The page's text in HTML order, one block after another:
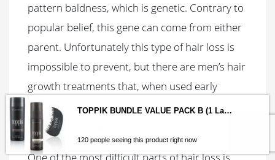
pattern baldness, which is genetic. Contrary to
popular belief, this gene can come from either
parent. Unfortunately this type of hair loss is
impossible to prevent, but there are men’s hair
growth treatments that, when used early
enough in the hair loss process, can help
counteract the genetic trait.
One of the most difficult parts of hair loss is